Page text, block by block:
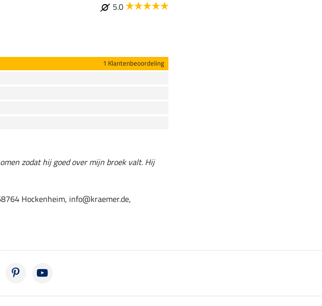
5.0
1 Klantenbeoordeling
zodat hij goed over mijn broek valt. Hij
Hockenheim, info@kraemer.de,